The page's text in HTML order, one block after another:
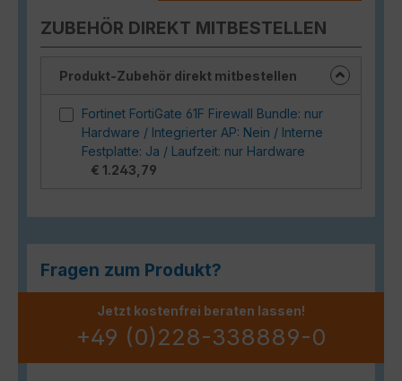
ZUBEHÖR DIREKT MITBESTELLEN
Produkt-Zubehör direkt mitbestellen
Fortinet FortiGate 61F Firewall Bundle: nur
Hardware / Integrierter AP: Nein / Interne
Festplatte: Ja / Laufzeit: nur Hardware
€ 1.243,79
Fragen zum Produkt?
Jetzt kostenfrei beraten lassen!
+49 (0)228-338889-0